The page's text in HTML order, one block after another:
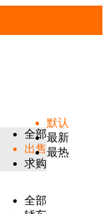
全部
出售
求购
全部
默认
最新
最热